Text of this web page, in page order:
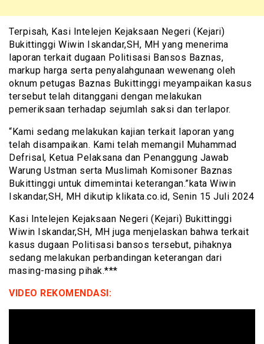
Terpisah, Kasi Intelejen Kejaksaan Negeri (Kejari)
Bukittinggi Wiwin Iskandar,SH, MH yang menerima
laporan terkait dugaan Politisasi Bansos Baznas,
markup harga serta penyalahgunaan wewenang oleh
oknum petugas Baznas Bukittinggi meyampaikan kasus
tersebut telah ditanggani dengan melakukan
pemeriksaan terhadap sejumlah saksi dan terlapor.
“Kami sedang melakukan kajian terkait laporan yang
telah disampaikan. Kami telah memangil Muhammad
Defrisal, Ketua Pelaksana dan Penanggung Jawab
Warung Ustman serta Muslimah Komisoner Baznas
Bukittinggi untuk dimemintai keterangan.”kata Wiwin
Iskandar,SH, MH dikutip klikata.co.id, Senin 15 Juli 2024
Kasi Intelejen Kejaksaan Negeri (Kejari) Bukittinggi
Wiwin Iskandar,SH, MH juga menjelaskan bahwa terkait
kasus dugaan Politisasi bansos tersebut, pihaknya
sedang melakukan perbandingan keterangan dari
masing-masing pihak.***
VIDEO REKOMENDASI: